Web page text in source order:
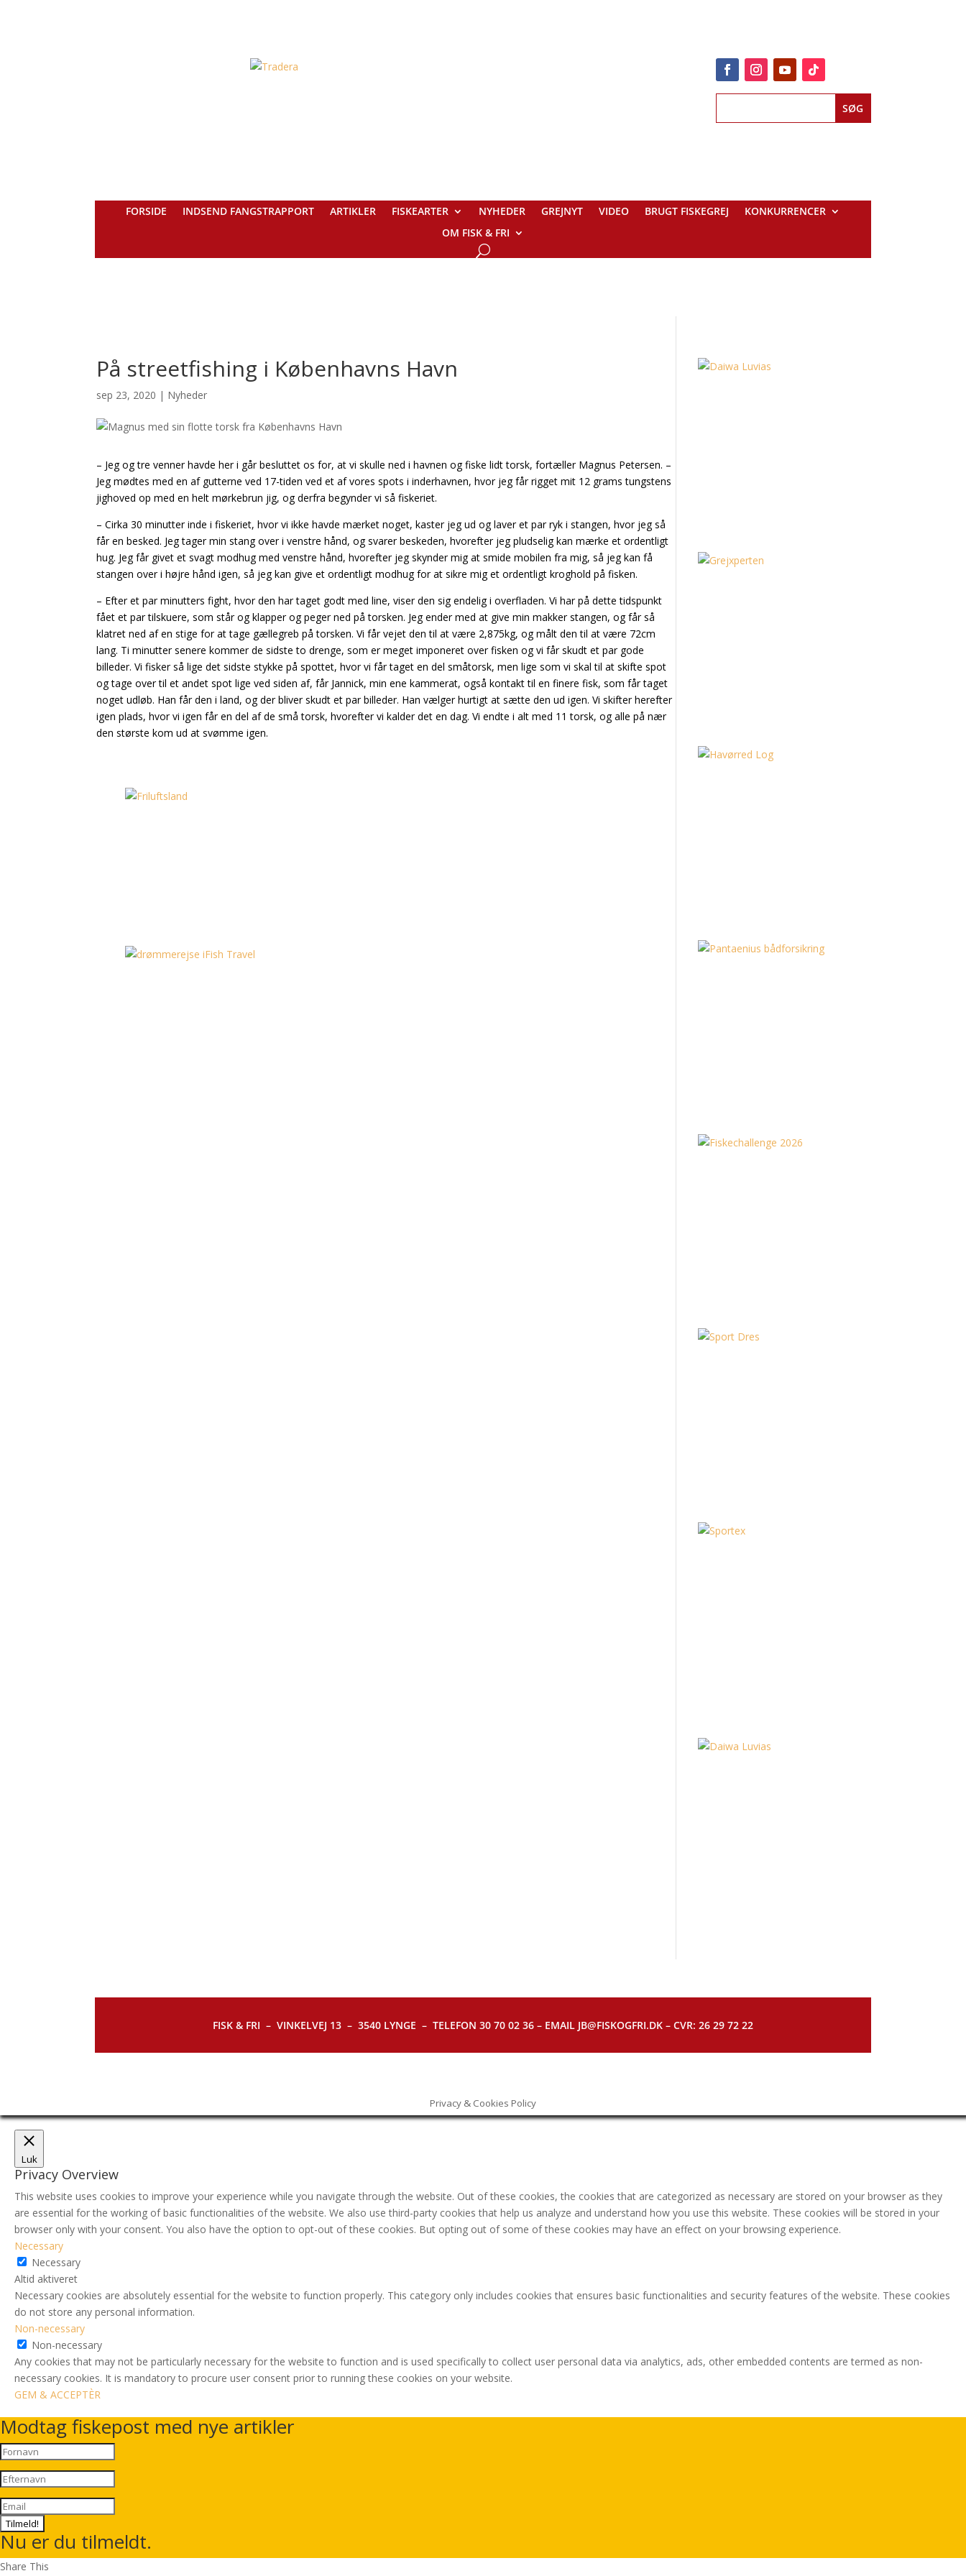
FORSIDE INDSEND FANGSTRAPPORT ARTIKLER FISKEARTER NYHEDER GREJNYT VIDEO BRUGT FISKEGREJ
KONKURRENCER
OM FISK & FRI
På streetfishing i Københavns Havn
sep 23, 2020 | Nyheder
– Jeg og tre venner havde her i går besluttet os for, at vi skulle ned i havnen og fiske lidt torsk, fortæller Magnus Petersen. –
Jeg mødtes med en af gutterne ved 17-tiden ved et af vores spots i inderhavnen, hvor jeg får rigget mit 12 grams tungstens
jighoved op med en helt mørkebrun jig, og derfra begynder vi så fiskeriet.
– Cirka 30 minutter inde i fiskeriet, hvor vi ikke havde mærket noget, kaster jeg ud og laver et par ryk i stangen, hvor jeg så
får en besked. Jeg tager min stang over i venstre hånd, og svarer beskeden, hvorefter jeg pludselig kan mærke et ordentligt
hug. Jeg får givet et svagt modhug med venstre hånd, hvorefter jeg skynder mig at smide mobilen fra mig, så jeg kan få
stangen over i højre hånd igen, så jeg kan give et ordentligt modhug for at sikre mig et ordentligt kroghold på fisken.
– Efter et par minutters fight, hvor den har taget godt med line, viser den sig endelig i overfladen. Vi har på dette tidspunkt
fået et par tilskuere, som står og klapper og peger ned på torsken. Jeg ender med at give min makker stangen, og får så
klatret ned af en stige for at tage gællegreb på torsken. Vi får vejet den til at være 2,875kg, og målt den til at være 72cm
lang. Ti minutter senere kommer de sidste to drenge, som er meget imponeret over fisken og vi får skudt et par gode
billeder. Vi fisker så lige det sidste stykke på spottet, hvor vi får taget en del småtorsk, men lige som vi skal til at skifte spot
og tage over til et andet spot lige ved siden af, får Jannick, min ene kammerat, også kontakt til en finere fisk, som får taget
noget udløb. Han får den i land, og der bliver skudt et par billeder. Han vælger hurtigt at sætte den ud igen. Vi skifter herefter
igen plads, hvor vi igen får en del af de små torsk, hvorefter vi kalder det en dag. Vi endte i alt med 11 torsk, og alle på nær
den største kom ud at svømme igen.
FISK & FRI – VINKELVEJ 13 – 3540 LYNGE – TELEFON 30 70 02 36 – EMAIL JB@FISKOGFRI.DK – CVR: 26 29 72 22
Privacy & Cookies Policy
Luk
Privacy Overview
This website uses cookies to improve your experience while you navigate through the website. Out of these cookies, the cookies that are categorized as necessary are stored on your browser as they
are essential for the working of basic functionalities of the website. We also use third-party cookies that help us analyze and understand how you use this website. These cookies will be stored in your
browser only with your consent. You also have the option to opt-out of these cookies. But opting out of some of these cookies may have an effect on your browsing experience.
Necessary
Necessary
Altid aktiveret
Necessary cookies are absolutely essential for the website to function properly. This category only includes cookies that ensures basic functionalities and security features of the website. These cookies
do not store any personal information.
Non-necessary
Non-necessary
Any cookies that may not be particularly necessary for the website to function and is used specifically to collect user personal data via analytics, ads, other embedded contents are termed as non-
necessary cookies. It is mandatory to procure user consent prior to running these cookies on your website.
GEM & ACCEPTÈR
Modtag fiskepost med nye artikler
Tilmeld!
Nu er du tilmeldt.
Share This